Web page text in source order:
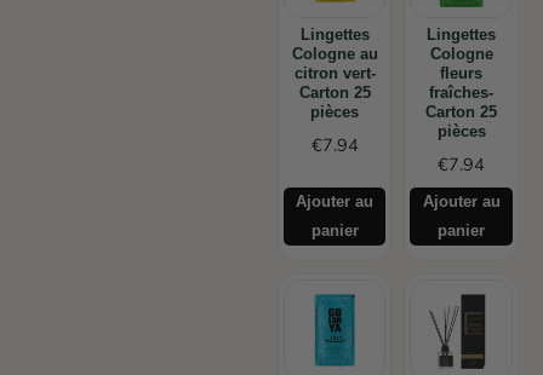
Lingettes
Cologne au
citron vert-
Carton 25
pièces
€7.94
Ajouter au
panier
Lingettes
Cologne
fleurs
fraîches-
Carton 25
pièces
€7.94
Ajouter au
panier